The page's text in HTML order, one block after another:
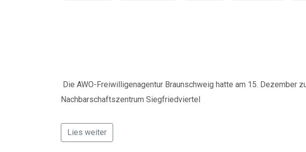
Die AWO-Freiwilligenagentur Braunschweig hatte am 15. Dezember
Nachbarschaftszentrum Siegfriedviertel
Lies weiter